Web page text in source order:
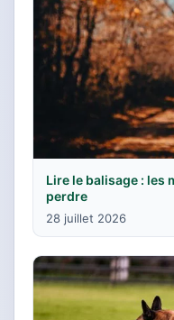
Lire le balisage : les
perdre
28 juillet 2026